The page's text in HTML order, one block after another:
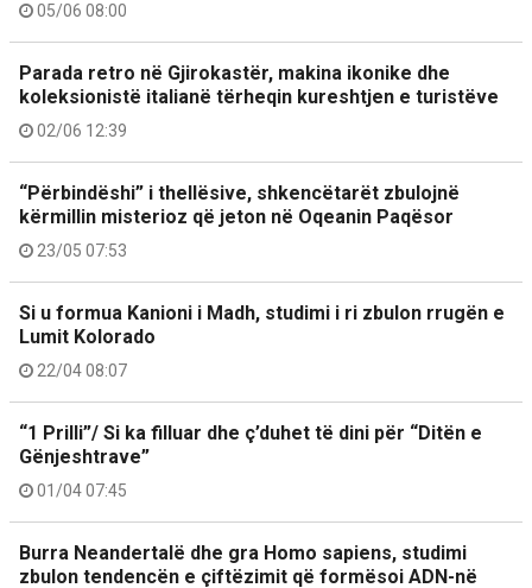
05/06 08:00
Parada retro në Gjirokastër, makina ikonike dhe
koleksionistë italianë tërheqin kureshtjen e turistëve
02/06 12:39
“Përbindëshi” i thellësive, shkencëtarët zbulojnë
kërmillin misterioz që jeton në Oqeanin Paqësor
23/05 07:53
Si u formua Kanioni i Madh, studimi i ri zbulon rrugën e
Lumit Kolorado
22/04 08:07
“1 Prilli”/ Si ka filluar dhe ç’duhet të dini për “Ditën e
Gënjeshtrave”
01/04 07:45
Burra Neandertalë dhe gra Homo sapiens, studimi
zbulon tendencën e çiftëzimit që formësoi ADN-në